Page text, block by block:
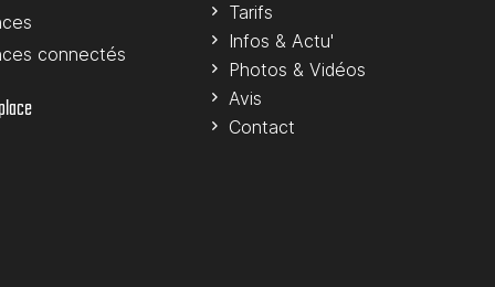
connectés
Tarifs
Infos & Actu'
Photos & Vidéos
Avis
Contact